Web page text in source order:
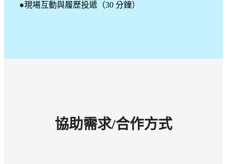
●現場互動與履歷投遞（30 分鐘）
協助需求/合作方式